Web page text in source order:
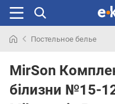
раньше
Постельное белье
MirSon
білизни №15-